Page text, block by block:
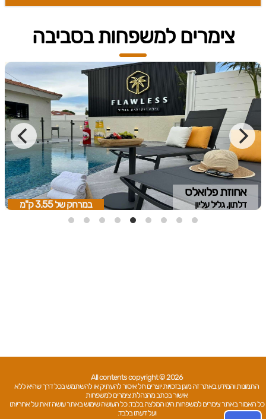
צימרים למשפחות בסביבה
אחוזת פלואלס
דלתון, גליל עליון במרחק של 3.55 ק"מ
All contents copyright © 2026
התמונות והמידע באתר זה מוגן בזכויות יוצרים חל איסור להעתיק או להשתמש בכל דרך שהיא ללא
אישור בכתב מהנהלת צימרים למשפחות
כל האמור באתר צימרים למשפחות הינו המלצה בלבד. כל העושה שימוש באתר עושה זאת על אחריותו
ועל דעתו בלבד.